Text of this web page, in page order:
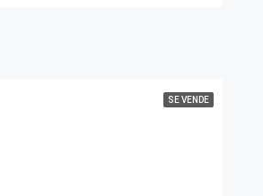
SE VENDE